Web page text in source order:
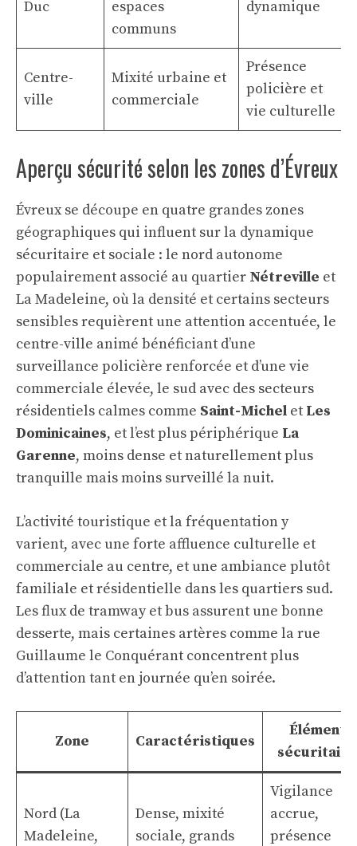
Duc
espaces
communs
dynamique
Centre-
ville
Mixité urbaine et
commerciale
Présence
policière et
vie culturelle
Aperçu sécurité selon les zones d’Évreux
Évreux se découpe en quatre grandes zones
géographiques qui influent sur la dynamique
sécuritaire et sociale : le nord autonome
populairement associé au quartier Nétreville et
La Madeleine, où la densité et certains secteurs
sensibles requièrent une attention accentuée, le
centre-ville animé bénéficiant d’une
surveillance policière renforcée et d’une vie
commerciale élevée, le sud avec des secteurs
résidentiels calmes comme Saint-Michel et Les
Dominicaines, et l’est plus périphérique La
Garenne, moins dense et naturellement plus
tranquille mais moins surveillé la nuit.
L’activité touristique et la fréquentation y
varient, avec une forte affluence culturelle et
commerciale au centre, et une ambiance plutôt
familiale et résidentielle dans les quartiers sud.
Les flux de tramway et bus assurent une bonne
desserte, mais certaines artères comme la rue
Guillaume le Conquérant concentrent plus
d’attention tant en journée qu’en soirée.
Zone Caractéristiques
Éléments
Nord (La
Madeleine,
Dense, mixité
sociale, grands
Vigilance
accrue,
présence